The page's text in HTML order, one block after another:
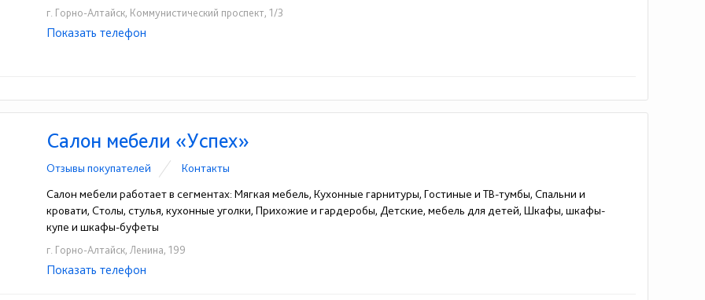
г. Горно-Алтайск, Коммунистический проспект, 1/3
☎+7(38822)2-87-08
Показать телефон
Салон мебели «Успех»
Отзывы покупателей
Контакты
Салон мебели работает в сегментах: Мягкая мебель, Кухонные гарнитуры, Гостиные и ТВ-тумбы, Спальни и
кровати, Столы, стулья, кухонные уголки, Прихожие и гардеробы, Детские, мебель для детей, Шкафы, шкафы-
купе и шкафы-буфеты
г. Горно-Алтайск, Ленина, 199
☎+7(38822)4-41-55
Показать телефон